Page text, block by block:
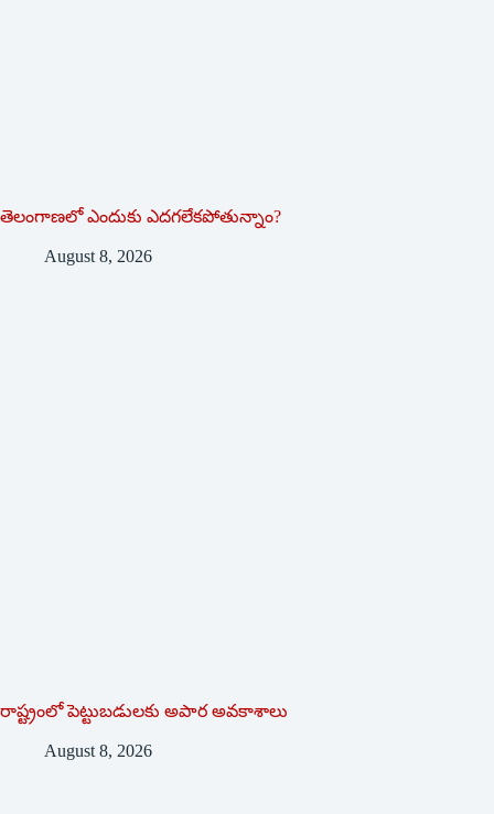
తెలంగాణలో ఎందుకు ఎదగలేకపోతున్నాం?
August 8, 2026
రాష్ట్రంలో పెట్టుబడులకు అపార అవకాశాలు
August 8, 2026